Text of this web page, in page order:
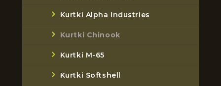
Kurtki Alpha Industries
Kurtki Chinook
Kurtki M-65
Kurtki Softshell